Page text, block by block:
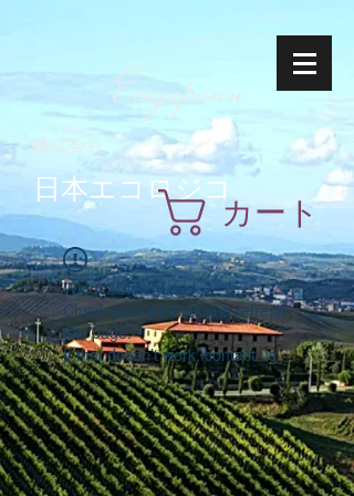
Ecoyapann
株式会社
日本エコロジコカート
Widget Didn’t Load
Check your internet and refresh
this page.
If that doesn’t work, contact us.